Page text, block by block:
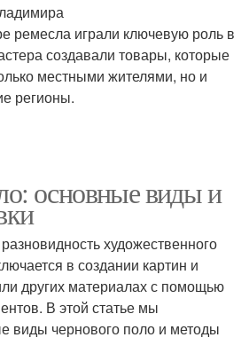
ремесла играли ключевую роль в
создавали товары, которые
местными жителями, но и
регионы.
основные виды и
художественного
в создании картин и
других материалах с помощью
В этой статье мы
виды чернового поло и методы